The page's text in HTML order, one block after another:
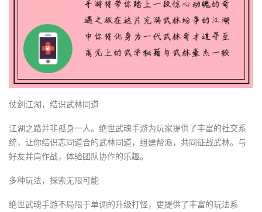
仗剑江湖，结识武林同道
江湖之路并非孤身一人。绝世武魂手游为玩家提供了丰富的社交系
统，让你结识志同道合的武林同道，组建帮派，共同征战武林。与
好友并肩作战，体验团队协作的乐趣。
多种玩法，探索无限可能
绝世武魂手游不局限于单调的升级打怪，更提供了丰富的玩法系